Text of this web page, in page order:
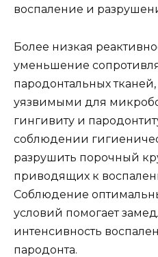
воспаление и
Более низкая
уменьшение
пародонтальных
уязвимыми для
гингивиту и
соблюдении
разрушить порочный
приводящих к
Соблюдение
условий помогает
интенсивность
пародонта.